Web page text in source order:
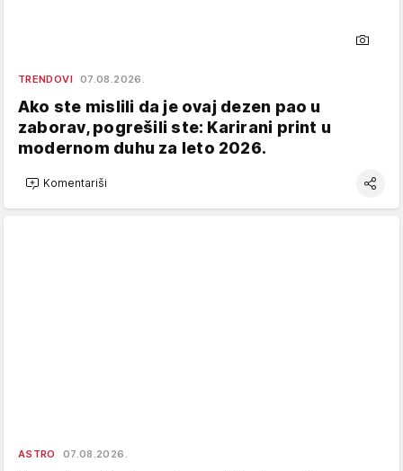
TRENDOVI 07.08.2026.
Ako ste mislili da je ovaj dezen pao u
zaborav, pogrešili ste: Karirani print u
modernom duhu za leto 2026.
Komentariši
ASTRO 07.08.2026.